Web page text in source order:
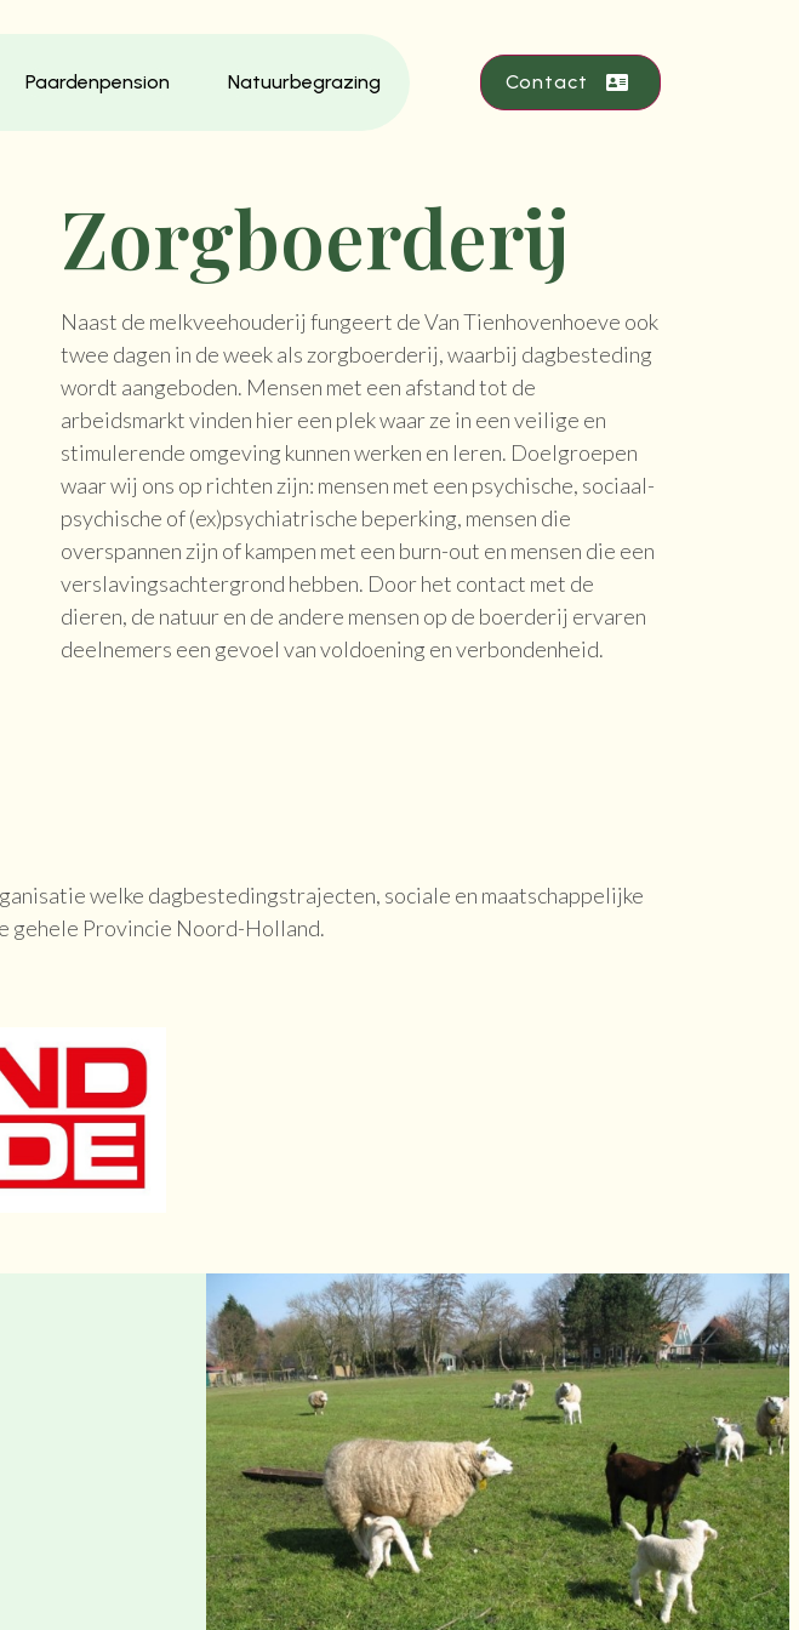
Paardenpension Natuurbegrazing Contact
Zorgboerderij
Naast de melkveehouderij fungeert de Van Tienhovenhoeve ook
twee dagen in de week als zorgboerderij, waarbij dagbesteding
wordt aangeboden. Mensen met een afstand tot de
arbeidsmarkt vinden hier een plek waar ze in een veilige en
stimulerende omgeving kunnen werken en leren. Doelgroepen
waar wij ons op richten zijn: mensen met een psychische, sociaal-
psychische of (ex)psychiatrische beperking, mensen die
overspannen zijn of kampen met een burn-out en mensen die een
verslavingsachtergrond hebben. Door het contact met de
dieren, de natuur en de andere mensen op de boerderij ervaren
deelnemers een gevoel van voldoening en verbondenheid.
welke dagbestedingstrajecten, sociale en maatschappelijke
gehele Provincie Noord-Holland.